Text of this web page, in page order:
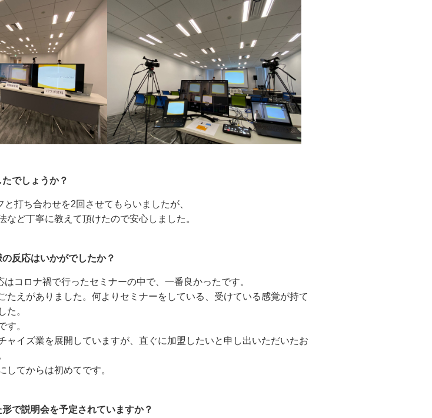
でしょうか？
と打ち合わせを2回させてもらいましたが、
など丁寧に教えて頂けたので安心しました。
反応はいかがでしたか？
はコロナ禍で行ったセミナーの中で、一番良かったです。
たえがありました。何よりセミナーをしている、受けている感覚が持て
た。
す。
ャイズ業を展開していますが、直ぐに加盟したいと申し出いただいたお
してからは初めてです。
で説明会を予定されていますか？